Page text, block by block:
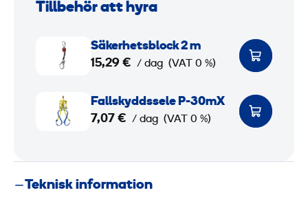
Tillbehör att hyra
t
s
Säkerhetsblock 2 m
15,29 € / dag (VAT 0 %)
s
k
Fallskyddssele P-30mX
7,07 € / dag (VAT 0 %)
Teknisk information